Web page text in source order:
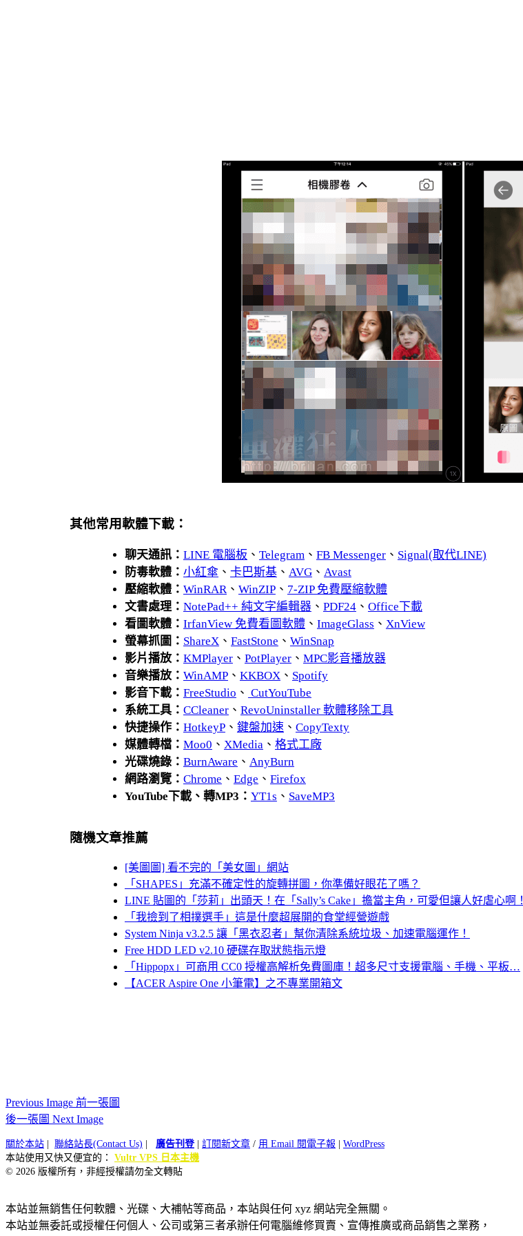
其他常用軟體下載：
聊天通訊： LINE 電腦板 、 Telegram、 FB Messenger、 Signal(取代LINE)
防毒軟體： 小紅傘 、 卡巴斯基、 AVG、 Avast
壓縮軟體： WinRAR、 WinZIP、 7-ZIP 免費壓縮軟體
文書處理： NotePad++ 純文字編輯器、 PDF24、 Office下載
看圖軟體： IrfanView 免費看圖軟體、 ImageGlass 、 XnView
螢幕抓圖： ShareX、 FastStone 、 WinSnap
影片播放： KMPlayer、 PotPlayer、 MPC影音播放器
音樂播放： WinAMP、 KKBOX、 Spotify
影音下載： FreeStudio 、 CutYouTube
系統工具： CCleaner、 RevoUninstaller 軟體移除工具
快捷操作： HotkeyP、 鍵盤加速、 CopyTexty
媒體轉檔： Moo0 、 XMedia、 格式工廠
光碟燒錄： BurnAware 、 AnyBurn
網路瀏覽： Chrome 、 Edge 、 Firefox
YouTube下載、轉MP3： YT1s 、 SaveMP3
隨機文章推薦
[美圖圖] 看不完的「美女圖」網站
「SHAPES」充滿不確定性的旋轉拼圖，你準備好眼花了嗎？
LINE 貼圖的「莎莉」出頭天！在「Sally’s Cake」擔當主角，可愛但讓人好虐心啊！
「我撿到了相撲選手」這是什麼超展開的食堂經營遊戲
System Ninja v3.2.5 讓「黑衣忍者」幫你清除系統垃圾、加速電腦運作！
Free HDD LED v2.10 硬碟存取狀態指示燈
「Hippopx」可商用 CC0 授權高解析免費圖庫！超多尺寸支援電腦、手機、平板…
【ACER Aspire One 小筆電】之不專業開箱文
Previous Image 前一張圖
後一張圖 Next Image
關於本站 聯絡站長(Contact Us) 廣告刊登| 訂閱新文章 / 用 Email 閱電子報
WordPress
本站使用又快又便宜的： Vultr VPS 日本主機
© 2026 版權所有，非經授權請勿全文轉貼
本站並無銷售任何軟體、光碟、大補帖等商品，本站與任何 xyz 網站完全無關。
本站並無委託或授權任何個人、公司或第三者承辦任何電腦維修買賣、宣傳推廣或商品銷售之業務，